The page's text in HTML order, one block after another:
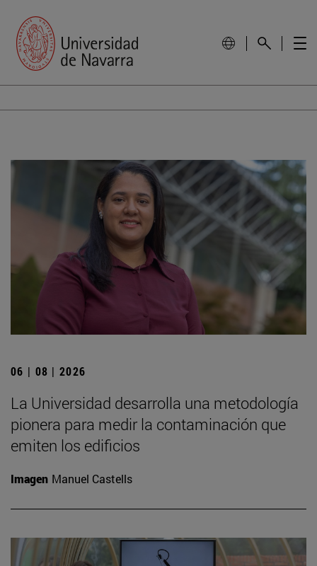
06 | 08 | 2026
La Universidad desarrolla una metodología
pionera para medir la contaminación que
emiten los edificios
Imagen Manuel Castells